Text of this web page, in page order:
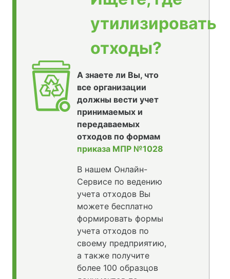
утилизировать
отходы?
А знаете ли Вы, что
все организации
должны вести учет
принимаемых и
передаваемых
отходов по формам
приказа МПР №1028
В нашем Онлайн-
Сервисе по ведению
учета отходов Вы
можете бесплатно
формировать формы
учета отходов по
своему предприятию,
а также получите
более 100 образцов